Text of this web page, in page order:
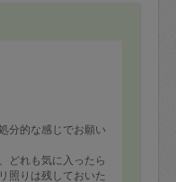
分的な感じでお願い
どれも気に入ったら
照りは残しておいた